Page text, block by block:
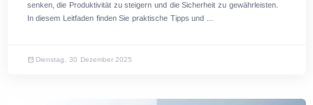
senken, die Produktivität zu steigern und die Sicherheit zu gewährleisten.
In diesem Leitfaden finden Sie praktische Tipps und ...
Dienstag, 30 Dezember 2025